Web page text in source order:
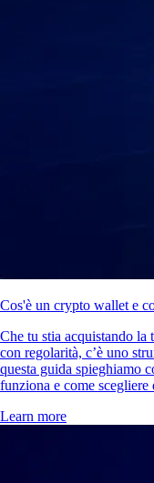
Cos'è un crypto wallet e
Che tu stia acquistando
con regolarità, c’è uno
questa guida spieghiamo
funziona e come
Learn more